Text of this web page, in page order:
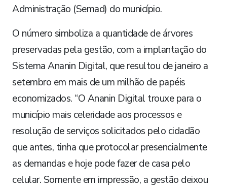
Administração (Semad) do município.
O número simboliza a quantidade de árvores
preservadas pela gestão, com a implantação do
Sistema Ananin Digital, que resultou de janeiro a
setembro em mais de um milhão de papéis
economizados. “O Ananin Digital trouxe para o
município mais celeridade aos processos e
resolução de serviços solicitados pelo cidadão
que antes, tinha que protocolar presencialmente
as demandas e hoje pode fazer de casa pelo
celular. Somente em impressão, a gestão deixou